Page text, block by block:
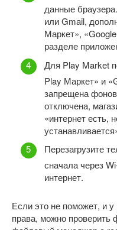
данные
или Gmail,
Маркет»,
разделе
Для Play Market
Play Маркет» и
запрещена
отключена,
«интернет есть,
Перезагрузите
сначала через
интернет.
Если это не поможет, и у
права, можно проверить